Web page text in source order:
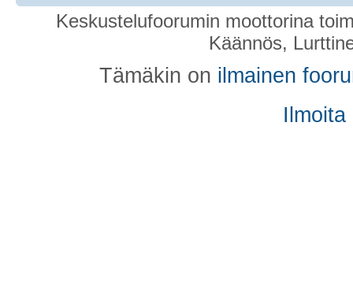
Keskustelufoorumin moottorina
Käännös,
Tämäkin on ilmainen